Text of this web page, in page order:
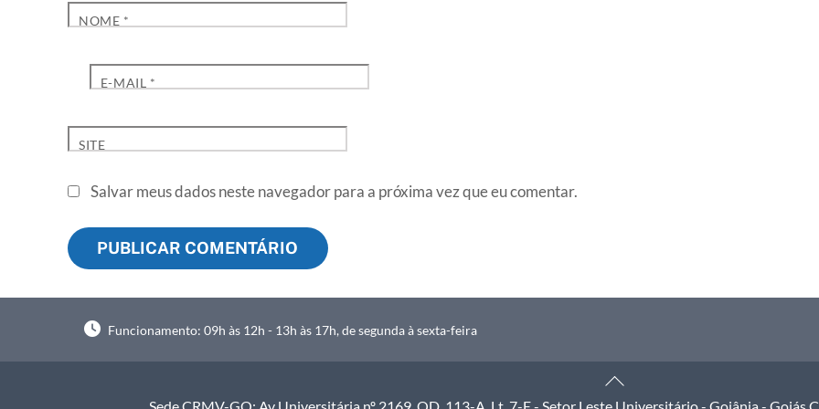
NOME *
E-MAIL *
SITE
Salvar meus dados neste navegador para a próxima vez que eu comentar.
Funcionamento: 09h às 12h - 13h às 17h, de segunda à sexta-feira
Back
To